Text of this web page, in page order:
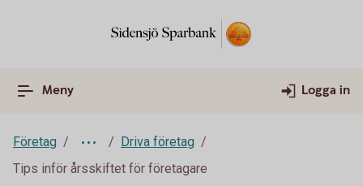
Meny Logga in
Företag
Driva företag
Tips inför årsskiftet för företagare